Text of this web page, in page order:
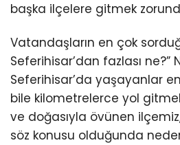
başka ilçelere gitmek
Vatandaşların en çok
Seferihisar’dan fazlası ne?”
Seferihisar’da yaşayanlar
bile kilometrelerce yol
ve doğasıyla övünen
söz konusu olduğunda